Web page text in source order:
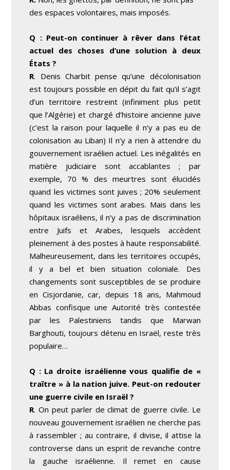
des espaces volontaires, mais imposés.
Q : Peut-on continuer à rêver dans l’état
actuel des choses d’une solution à deux
États ?
R. Denis Charbit pense qu’une décolonisation
est toujours possible en dépit du fait qu’il s’agit
d’un territoire restreint (infiniment plus petit
que l’Algérie) et chargé d’histoire ancienne juive
(c’est la raison pour laquelle il n’y a pas eu de
colonisation au Liban) Il n’y a rien à attendre du
gouvernement israélien actuel. Les inégalités en
matière judiciaire sont accablantes ; par
exemple, 70 % des meurtres sont élucidés
quand les victimes sont juives ; 20% seulement
quand les victimes sont arabes. Mais dans les
hôpitaux israéliens, il n’y a pas de discrimination
entre Juifs et Arabes, lesquels accèdent
pleinement à des postes à haute responsabilité.
Malheureusement, dans les territoires occupés,
il y a bel et bien situation coloniale. Des
changements sont susceptibles de se produire
en Cisjordanie, car, depuis 18 ans, Mahmoud
Abbas confisque une Autorité très contestée
par les Palestiniens tandis que Marwan
Barghouti, toujours détenu en Israël, reste très
populaire…
Q : La droite israélienne vous qualifie de «
traître » à la nation juive. Peut-on redouter
une guerre civile en Israël ?
R. On peut parler de climat de guerre civile. Le
nouveau gouvernement israélien ne cherche pas
à rassembler ; au contraire, il divise, il attise la
controverse dans un esprit de revanche contre
la gauche israélienne. Il remet en cause